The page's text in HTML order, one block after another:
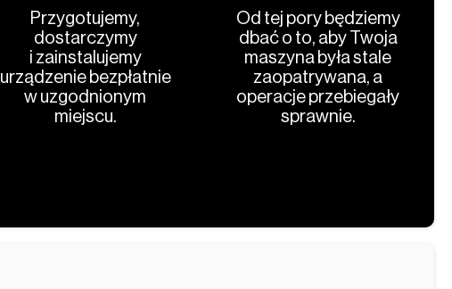
Przygotujemy,
dostarczymy
i zainstalujemy
urządzenie bezpłatnie
w uzgodnionym
miejscu.
Od tej pory będziemy
dbać o to, aby Twoja
maszyna była stale
zaopatrywana, a
operacje przebiegały
sprawnie.